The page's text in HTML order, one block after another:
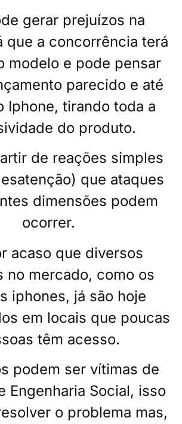
gerar prejuízos na
que a concorrência terá
modelo e pode pensar
parecido e até
Iphone, tirando toda a
do produto.
de reações simples
que ataques
dimensões podem
ocorrer.
acaso que diversos
no mercado, como os
iphones, já são hoje
em locais que poucas
têm acesso.
podem ser vítimas de
Engenharia Social, isso
o problema mas,